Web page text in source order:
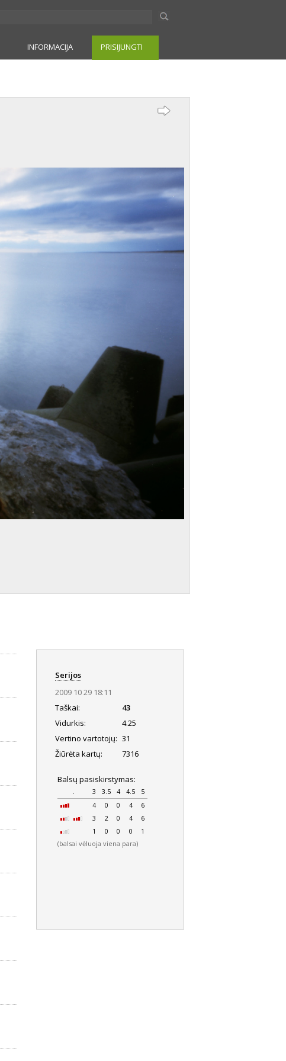
INFORMACIJA PRISIJUNGTI
Serijos
2009 10 29 18:11
Taškai:
43
Vidurkis:
4.25
Vertino vartotojų: 31
Žiūrėta kartų:
7316
Balsų pasiskirstymas:
. 3 3.5 4 4.5
5
4
0 0 4
6
3
2 0 4
6
1
0 0 0 1
(balsai vėluoja viena para)